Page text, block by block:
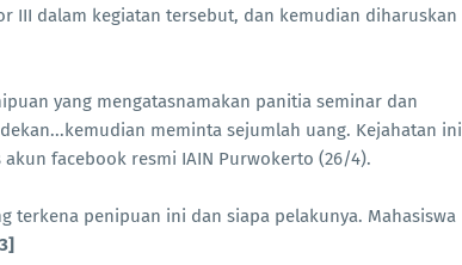
III dalam kegiatan tersebut, dan kemudian diharuskan
yang mengatasnamakan panitia seminar dan
meminta sejumlah uang. Kejahatan ini
akun facebook resmi IAIN Purwokerto (26/4).
terkena penipuan ini dan siapa pelakunya. Mahasiswa